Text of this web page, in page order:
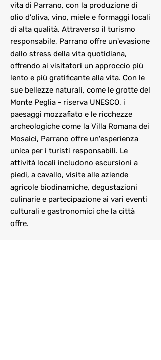
vita di Parrano, con la produzione di
olio d'oliva, vino, miele e formaggi locali
di alta qualità. Attraverso il turismo
responsabile, Parrano offre un'evasione
dallo stress della vita quotidiana,
offrendo ai visitatori un approccio più
lento e più gratificante alla vita. Con le
sue bellezze naturali, come le grotte del
Monte Peglia - riserva UNESCO, i
paesaggi mozzafiato e le ricchezze
archeologiche come la Villa Romana dei
Mosaici, Parrano offre un'esperienza
unica per i turisti responsabili. Le
attività locali includono escursioni a
piedi, a cavallo, visite alle aziende
agricole biodinamiche, degustazioni
culinarie e partecipazione ai vari eventi
culturali e gastronomici che la città
offre.